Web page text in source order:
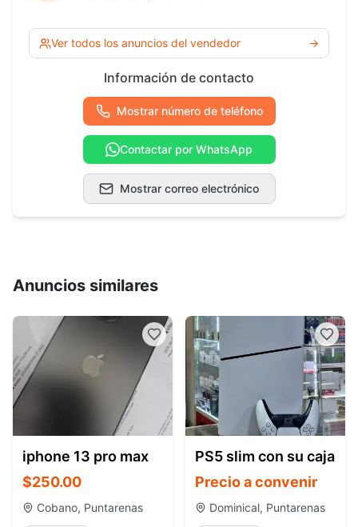
Ver todos los anuncios del vendedor →
Información de contacto
Mostrar número de teléfono
Contactar por WhatsApp
Mostrar correo electrónico
Anuncios similares
iphone 13 pro max
$250.00
Cobano, Puntarenas
PS5 slim con su caja
Precio a convenir
Dominical, Puntarenas